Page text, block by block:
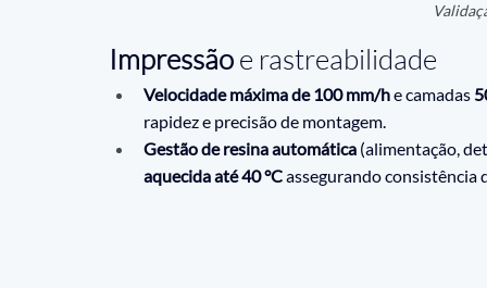
Impressão e rastreabilidade
Velocidade máxima de 100 mm/h e camadas
rapidez e precisão de montagem.
Gestão de resina automática (alimentação,
aquecida até 40 °C assegurando consistência